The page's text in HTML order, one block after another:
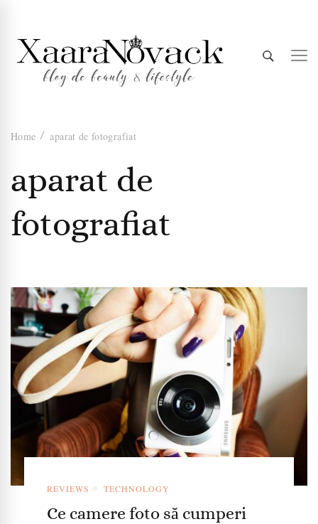
Xaara
Novack
Home aparat de fotografiat
aparat de
fotografiat
REVIEWS TECHNOLOGY
Ce camere foto să cumperi